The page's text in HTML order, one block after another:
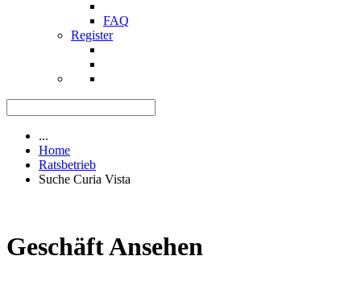
FAQ
Register
...
Home
Ratsbetrieb
Suche Curia Vista
Geschäft Ansehen